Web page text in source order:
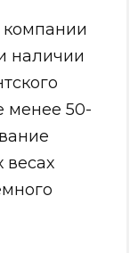
наличии
менее 50-
весах